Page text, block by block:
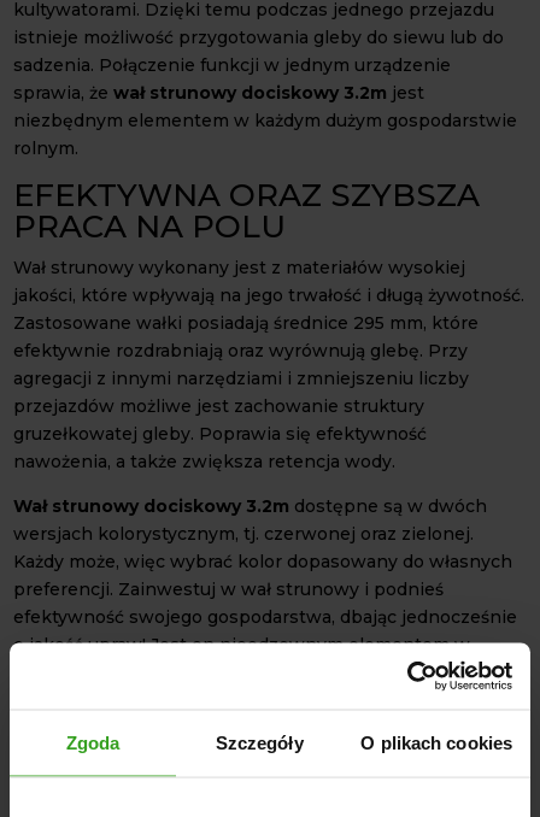
Zgoda Szczegóły O plikach cookies
kultywatorami. Dzięki temu podczas jednego przejazdu
istnieje możliwość przygotowania gleby do siewu lub do
sadzenia. Połączenie funkcji w jednym urządzenie
sprawia, żewał strunowy dociskowy 3.2m jest
niezbędnym elementem w każdym dużym gospodarstwie
rolnym.
EFEKTYWNA ORAZ SZYBSZA
PRACA NA POLU
Wał strunowy wykonany jest z materiałów wysokiej
jakości, które wpływają na jego trwałość i długą żywotność.
Zastosowane wałki posiadają średnice 295 mm, które
efektywnie rozdrabniają oraz wyrównują glebę. Przy
agregacji z innymi narzędziami i zmniejszeniu liczby
przejazdów możliwe jest zachowanie struktury
gruzełkowatej gleby. Poprawia się efektywność
nawożenia, a także zwiększa retencja wody.
Wał strunowy dociskowy 3.2m dostępne są w dwóch
wersjach kolorystycznym, tj. czerwonej oraz zielonej.
Każdy może, więc wybrać kolor dopasowany do własnych
preferencji. Zainwestuj w wał strunowy i podnieś
efektywność swojego gospodarstwa, dbając jednocześnie
o jakość upraw! Jest on nieodzownym elementem w
Szerokość robocza: 3,2 m
Średnica wałów: 295 mm